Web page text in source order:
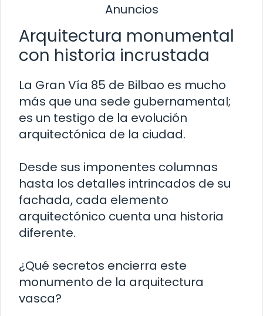
Anuncios
Arquitectura monumental
con historia incrustada
La Gran Vía 85 de Bilbao es mucho
más que una sede gubernamental;
es un testigo de la evolución
arquitectónica de la ciudad.
Desde sus imponentes columnas
hasta los detalles intrincados de su
fachada, cada elemento
arquitectónico cuenta una historia
diferente.
¿Qué secretos encierra este
monumento de la arquitectura
vasca?